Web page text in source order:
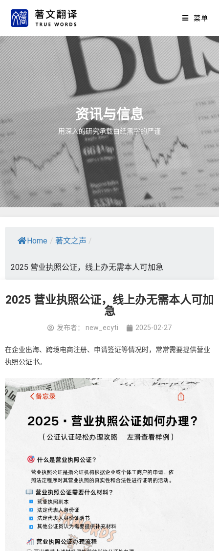
菜单
资讯与信息
用深入的研究承载白纸黑字的严谨
Home / 著文之声 /
2025 营业执照公证，线上办无需本人可加急
2025 营业执照公证，线上办无需本人可加
急
发布者： new_ecyti 2025-02-27
在企业出海、跨境电商注册、申请签证等情况时，常常需要提供营业
执照公证书。